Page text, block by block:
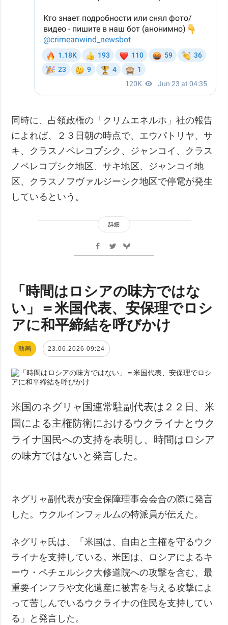
同時に、占領政権の「クリムエネルホ」社の報告
によれば、２３日朝の時点で、エウパトリヤ、サ
キ、クラスノペレコプシク、ジャンコイ、クラス
ノペレコプシク地区、サキ地区、ジャンコイ地
区、クラスノフヴァルジーシク地区で停電が発生
しているという。
詳細
「時間はロシアの味方ではな
い」＝米国代表、安保理でロシ
アに和平締結を呼びかけ
動画 23.06.2026 09:24
米国のネグリャ国連常駐副代表は２２日、米
国による主権防衛におけるウクライナとウク
ライナ国民への支持を表明し、時間はロシア
の味方ではないと発言した。
ネグリャ副代表が安全保障理事会会合の際に発言
した。ウクルインフォルムの特派員が伝えた。
ネグリャ氏は、「米国は、自由と主権を守るウク
ライナを支持している。米国は、ロシアによるキ
ーウ・ペチェルシク大修道院への攻撃を含む、最
重要インフラや文化遺産に被害を与える攻撃によ
って苦しんでいるウクライナの住民を支持してい
る」と発言した。